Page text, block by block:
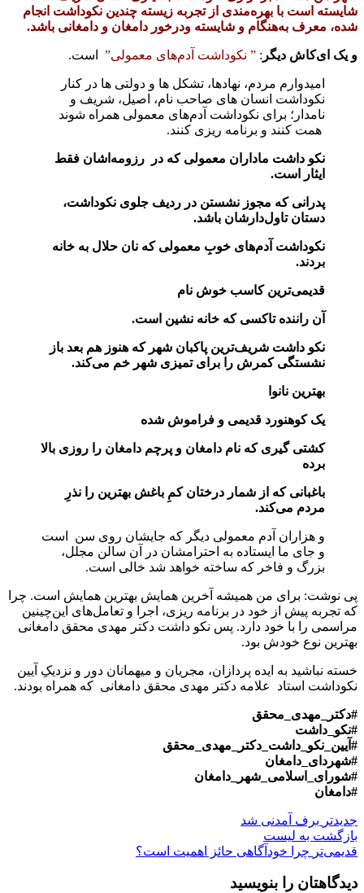
شایسته است با بهره‌مندی از تجربه زیسته چندین نکوداشت انجام
شده، معرف به‌هنگام و شایسته ودرخور دامغان و دامغانی باشد.
و یک ای‌کاش دیگر : ” نکوداشت آدم‌های معمولی” است.
امیدوارم مردم، نهادها، تشکل ها و دولتی ها در کنار
نکوداشت انسان های صاحب نام، اصیل، شریف و
نامدار؛ برای نکوداشت آدم‌های معمولی همراه شوند
همت کنند و برنامه ریزی کنند.
نکو داشت ماداران معمولی که در رزومه‌اشان فقط
ایثار است.
پدرانی که مجوز نشستن در ردیف جلوی نکوداشت،
دستان تاول‌دارشان باشد.
نکوداشت آدم‌های خوبِ معمولی که نان حلال به خانه
بردند.
قدیمی‌ترین کاسب خوش نام
آن راننده تاکسی که خانه نشین است.
نکو داشت شریف‌ترین پاکبان شهر که هنوز هم بعد باز
نشستگی کمرش را برای تمیزی شهر خم‌ می‌کند.
بهترین نانوا
یک کوهنورد قدیمی و فراموش شده
کشتی گیری که نام دامغان و پرچم دامغان را روزی بالا
برده
باغبانی که از شمار درختان کمِ باغش بهترین را نذرِ
مردم می‌کند.
و هزاران آدم معمولی دیگر که جایشان روی سن است
و جای ما ایستاده به احترامشان در آن سالن مجلل،
بزرگ و فاخر که ساخته خواهد شد خالی است.
پی نوشت: برای من همیشه آخرین همایش بهترین همایش است. چرا
که تجربه پیش از خود در برنامه ریزی، اجرا و تعامل‌های این‌چینین
مراسمی را با خود دارد. پس نکو داشت دکتر مهدی محقق دامغانی
بهترین نوع خودش بود.
خسته نباشید به ایده پردازان، مجریان و میهمانان دور و نزدیکِ آیین
نکوداشت استاد علامه دکتر مهدی محقق دامغانی که همراه بودند.
#دکتر_مهدی_محقق
#نکو_داشت
#آیین_نکو_داشت_دکتر_مهدی_محقق
#شهردای_دامغان
#شورای_اسلامی_شهر_دامغان
#دامغان
جدیدتر برف آمدنی شد
بازگشت بە لیست
قدیمی‌تر چرا خودآگاهی حائز اهمیت است؟
دیدگاهتان را بنویسید